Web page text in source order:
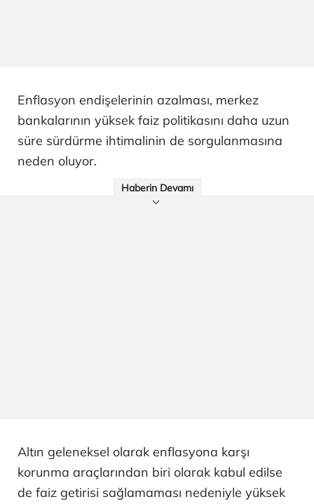
Enflasyon endişelerinin azalması, merkez
bankalarının yüksek faiz politikasını daha uzun
süre sürdürme ihtimalinin de sorgulanmasına
neden oluyor.
Haberin Devamı
Altın geleneksel olarak enflasyona karşı
korunma araçlarından biri olarak kabul edilse
de faiz getirisi sağlamaması nedeniyle yüksek